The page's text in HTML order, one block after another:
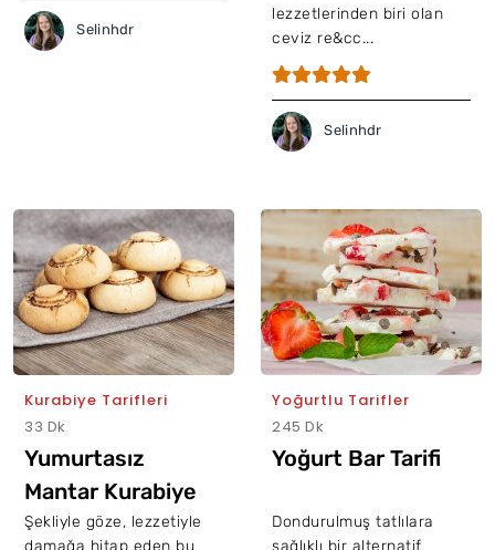
Selinhdr
lezzetlerinden biri olan
ceviz re&cc...
Selinhdr
Kurabiye Tarifleri
33 Dk
Yumurtasız
Mantar Kurabiye
Tarifi
Şekliyle göze, lezzetiyle
damağa hitap eden bu
Yoğurtlu Tarifler
245 Dk
Yoğurt Bar Tarifi
Dondurulmuş tatlılara
sağlıklı bir alternatif